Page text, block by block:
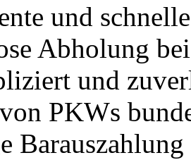
und
Abholung
und
PKWs